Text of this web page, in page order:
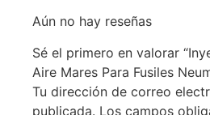
Aún no hay reseñas
Sé el primero en valorar
Aire Mares Para Fusiles
Tu dirección de correo
publicada. Los campos